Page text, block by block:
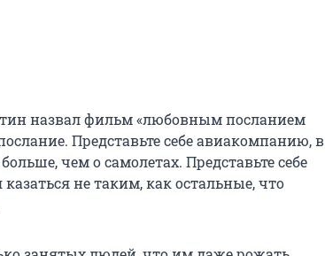
назвал фильм «любовным посланием
Представьте себе авиакомпанию, в
чем о самолетах. Представьте себе
не таким, как остальные, что